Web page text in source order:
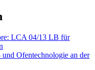
LCA 04/13 LB für
Ofentechnologie an der